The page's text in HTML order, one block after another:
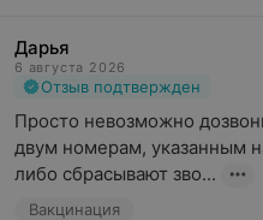
Дарья
6 августа 2026
Отзыв подтвержден
Просто невозможно
двум номерам, указанным
либо сбрасывают зво...
Вакцинация